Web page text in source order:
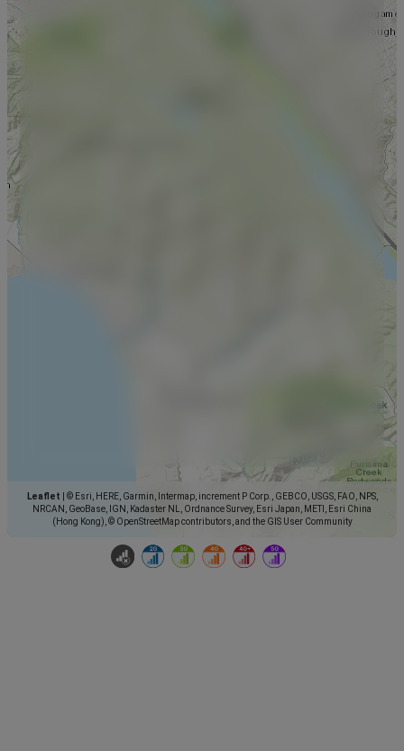
Leaflet
© Esri, HERE, Garmin, Intermap, increment P Corp., GEBCO, USGS, FAO, NPS,
NRCAN, GeoBase, IGN, Kadaster NL, Ordnance Survey, Esri Japan, METI, Esri China
(Hong Kong), © OpenStreetMap contributors, and the GIS User Community